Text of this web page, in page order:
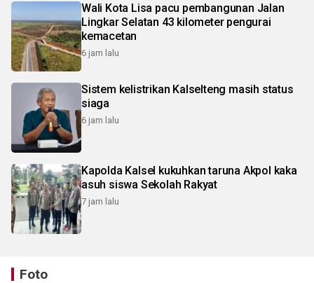
Wali Kota Lisa pacu pembangunan Jalan
Lingkar Selatan 43 kilometer pengurai
kemacetan
6 jam lalu
Sistem kelistrikan Kalselteng masih status
siaga
6 jam lalu
Kapolda Kalsel kukuhkan taruna Akpol kaka
asuh siswa Sekolah Rakyat
7 jam lalu
Foto